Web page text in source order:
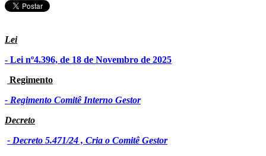
Lei
- Lei nº4.396, de 18 de Novembro de 2025
Regimento
- Regimento Comitê Interno Gestor
Decreto
- Decreto 5.471/24 , Cria o Comitê Gestor